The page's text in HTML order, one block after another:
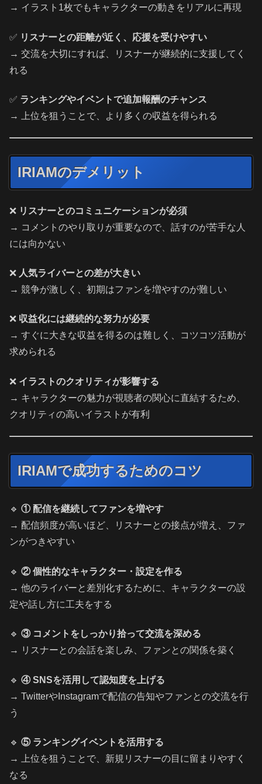
→ イラスト1枚でもキャラクターの動きをリアルに再現
✅ リスナーとの距離が近く、応援を受けやすい
→ 交流を大切にすれば、リスナーが継続的に支援してく
れる
✅ ランキングやイベントで追加報酬のチャンス
→ 上位を狙うことで、より多くの収益を得られる
IRIAMのデメリット
❌ リスナーとのコミュニケーションが必須
→ コメントのやり取りが重要なので、話すのが苦手な人
には向かない
❌ 人気ライバーとの差が大きい
→ 競争が激しく、初期はファンを増やすのが難しい
❌ 収益化には継続的な努力が必要
→ すぐに大きな収益を得るのは難しく、コツコツ活動が
求められる
❌ イラストのクオリティが影響する
→ キャラクターの魅力が視聴者の関心に直結するため、
クオリティの高いイラストが有利
IRIAMで成功するためのコツ
🔹 ① 配信を継続してファンを増やす
→ 配信頻度が高いほど、リスナーとの接点が増え、ファ
ンがつきやすい
🔹 ② 個性的なキャラクター・設定を作る
→ 他のライバーと差別化するために、キャラクターの設
定や話し方に工夫をする
🔹 ③ コメントをしっかり拾って交流を深める
→ リスナーとの会話を楽しみ、ファンとの関係を築く
🔹 ④ SNSを活用して認知度を上げる
→ TwitterやInstagramで配信の告知やファンとの交流を行
う
🔹 ⑤ ランキングイベントを活用する
→ 上位を狙うことで、新規リスナーの目に留まりやすく
なる